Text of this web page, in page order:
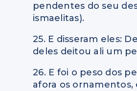
pendentes do seu
ismaelitas).
25. E disseram eles:
deles deitou ali um
26. E foi o peso dos
afora os ornamentos,